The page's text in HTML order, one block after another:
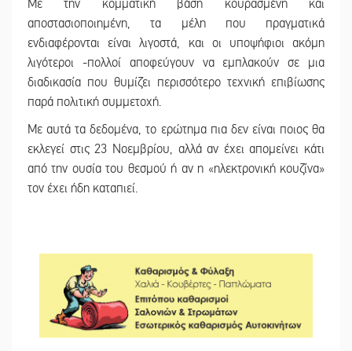
Με την κομματική βάση κουρασμένη και
αποστασιοποιημένη, τα μέλη που πραγματικά
ενδιαφέρονται είναι λιγοστά, και οι υποψήφιοι ακόμη
λιγότεροι -πολλοί αποφεύγουν να εμπλακούν σε μια
διαδικασία που θυμίζει περισσότερο τεχνική επιβίωσης
παρά πολιτική συμμετοχή.
Με αυτά τα δεδομένα, το ερώτημα πια δεν είναι ποιος θα
εκλεγεί στις 23 Νοεμβρίου, αλλά αν έχει απομείνει κάτι
από την ουσία του θεσμού ή αν η «ηλεκτρονική κουζίνα»
τον έχει ήδη καταπιεί.